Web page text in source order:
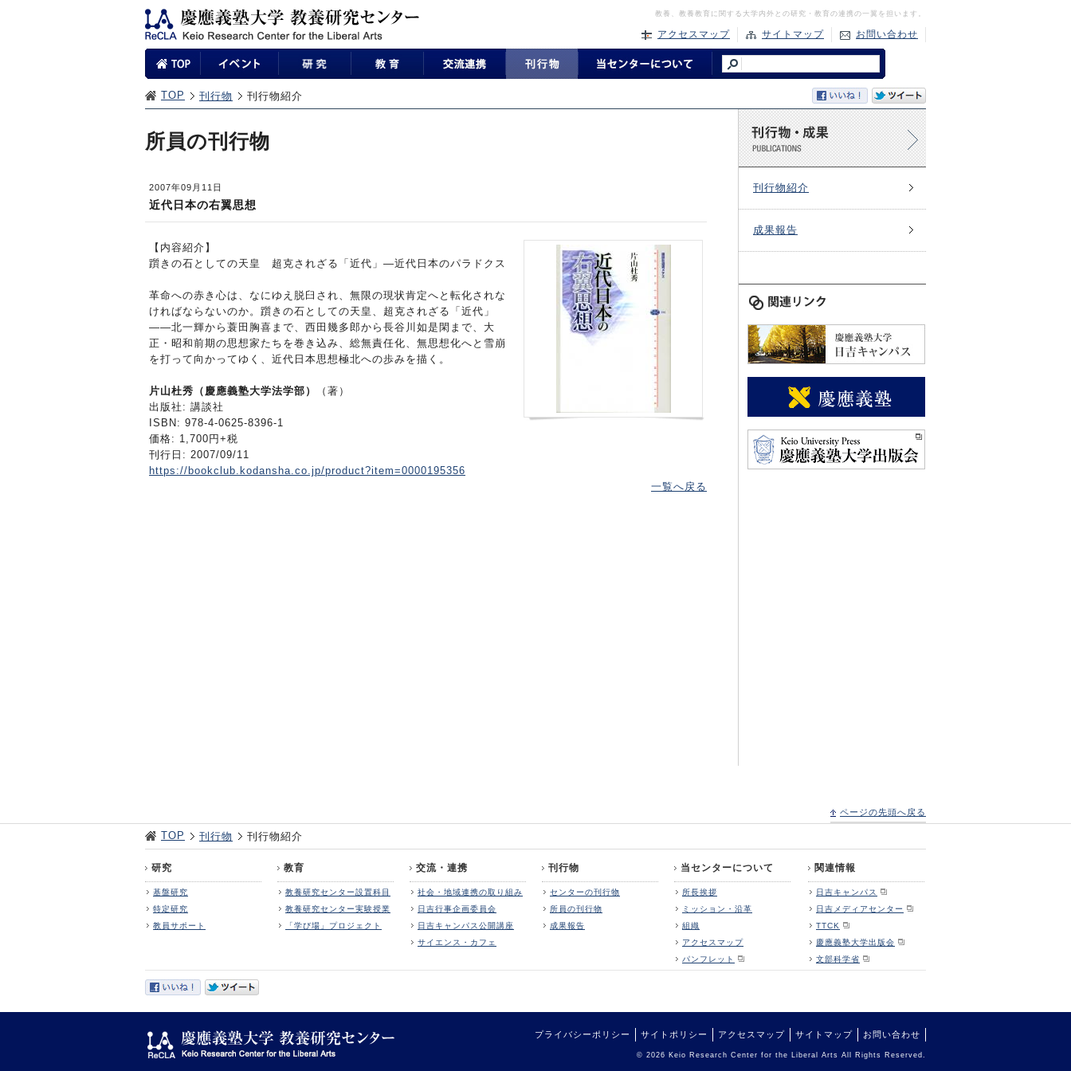
教養、教養教育に関する大学内外との研究・教育の連携の一翼を担います。
アクセスマップ サイトマップ お問い合わせ
TOP 刊行物 刊行物紹介
所員の刊行物
2007年09月11日
近代日本の右翼思想
【内容紹介】
躓きの石としての天皇 超克されざる「近代」―近代日本のパラドクス
革命への赤き心は、なにゆえ脱臼され、無限の現状肯定へと転化されな
ければならないのか。躓きの石としての天皇、超克されざる「近代」
――北一輝から蓑田胸喜まで、西田幾多郎から長谷川如是閑まで、大
正・昭和前期の思想家たちを巻き込み、総無責任化、無思想化へと雪崩
を打って向かってゆく、近代日本思想極北への歩みを描く。
片山杜秀（慶應義塾大学法学部）
（著）
出版社: 講談社
ISBN: 978-4-0625-8396-1
価格: 1,700円+税
刊行日: 2007/09/11
https://bookclub.kodansha.co.jp/product?item=0000195356
一覧へ戻る
刊行物紹介
成果報告
ページの先頭へ戻る
TOP 刊行物 刊行物紹介
研究
基盤研究
特定研究
教員サポート
教育
教養研究センター設置科目
教養研究センター実験授業
「学び場」プロジェクト
交流・連携
社会・地域連携の取り組み
日吉行事企画委員会
日吉キャンパス公開講座
サイエンス・カフェ
刊行物
センターの刊行物
所員の刊行物
成果報告
当センターについて
所長挨拶
ミッション・沿革
組織
アクセスマップ
パンフレット
関連情報
日吉キャンパス
日吉メディアセンター
TTCK
慶應義塾大学出版会
文部科学省
プライバシーポリシー サイトポリシー アクセスマップ サイトマップ お問い合わせ
© 2026 Keio Research Center for the Liberal Arts All Rights Reserved.